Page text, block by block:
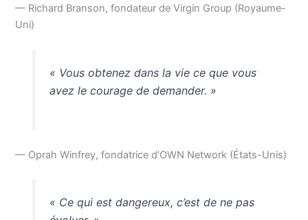
— Richard Branson, fondateur de Virgin Group (Royaume-
Uni)
« Vous obtenez dans la vie ce que vous
avez le courage de demander. »
— Oprah Winfrey, fondatrice d’OWN Network (États-Unis)
« Ce qui est dangereux, c’est de ne pas